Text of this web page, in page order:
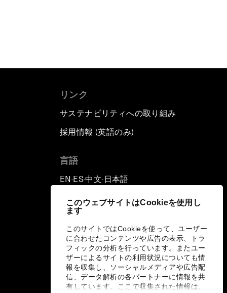
このウェブサイトはCookieを使用し
ます
このサイトではCookieを使って、ユーザー
に合わせたコンテンツや広告の表示、トラ
フィックの分析を行っています。またユー
ザーによるサイトの利用状況についても情
報を収集し、ソーシャルメディアや広告配
信、データ解析の各パートナーに情報を共
有しています。ここで収集された情報は、
リンク
サステナビリティへの取り組み
採用情報 (英語のみ)
言語
EN ▪ ES▪中文▪ 日本語